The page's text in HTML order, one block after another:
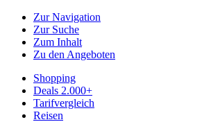
Zur Navigation
Zur Suche
Zum Inhalt
Zu den Angeboten
Shopping
Deals 2.000+
Tarifvergleich
Reisen